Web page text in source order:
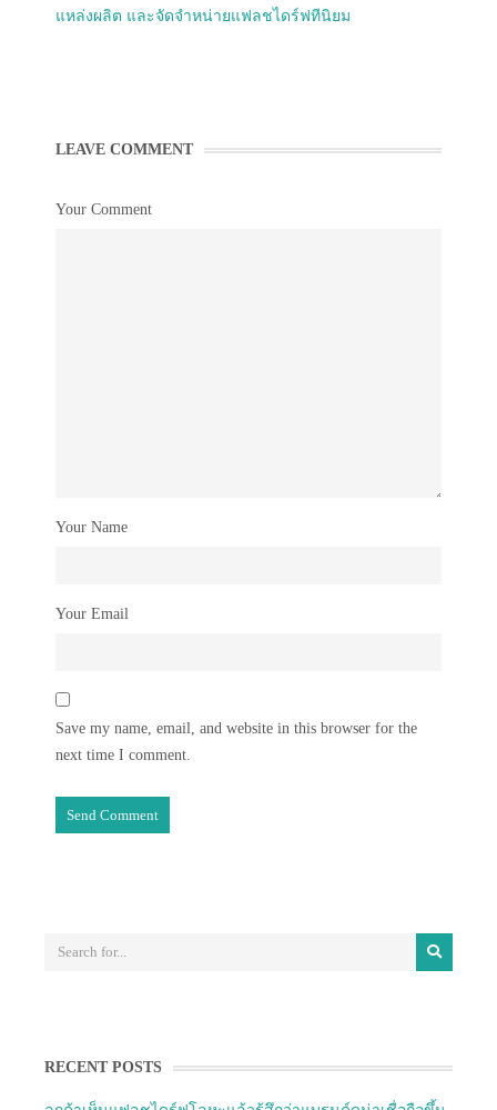
แหล่งผลิต และจัดจำหน่ายแฟลชไดร์ฟทีนิยม
LEAVE COMMENT
Your Comment
Your Name
Your Email
Save my name, email, and website in this browser for the
next time I comment.
RECENT POSTS